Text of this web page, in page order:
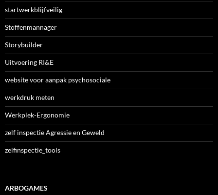
startwerkblijfveilig
Stoffenmannager
Storybuilder
Uitvoering RI&E
website voor aanpak psychosociale
werkdruk meten
Werkplek-Ergonomie
zelf inspectie Agressie en Geweld
zelfinspectie_tools
ARBOGAMES